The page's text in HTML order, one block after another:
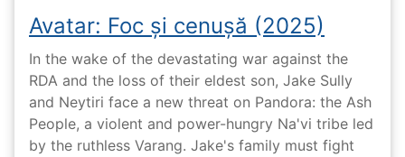
Avatar: Foc și cenușă (2025)
In the wake of the devastating war against the
RDA and the loss of their eldest son, Jake Sully
and Neytiri face a new threat on Pandora: the Ash
People, a violent and power-hungry Na'vi tribe led
by the ruthless Varang. Jake's family must fight